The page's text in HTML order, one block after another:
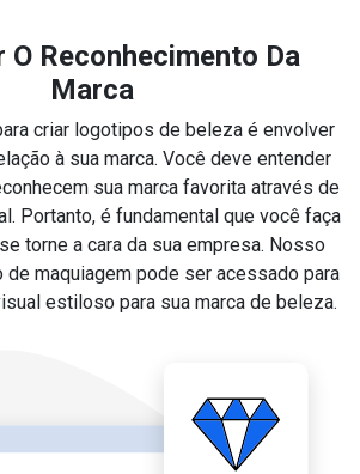
O Reconhecimento Da
Marca
criar logotipos de beleza é envolver
à sua marca. Você deve entender
sua marca favorita através de
Portanto, é fundamental que você faça
torne a cara da sua empresa. Nosso
maquiagem pode ser acessado para
estiloso para sua marca de beleza.